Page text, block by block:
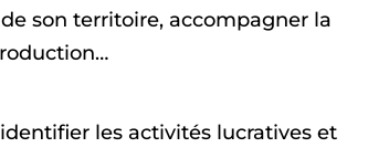
son territoire, accompagner la
les activités lucratives et